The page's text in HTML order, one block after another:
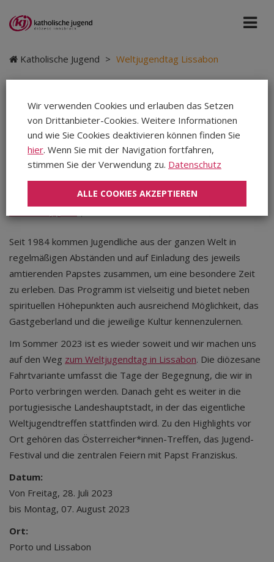
Katholische Jugend > Weltjugendtag Lissabon
Weltjugendtag
Lissabon
Seit 1984 kommen Jugendliche aus der ganzen Welt in
regelmäßigen Abständen und auf Einladung des jeweils
amtierenden Papstes zusammen, um eine besondere Zeit
zu erleben. Das Programm ist vielseitig und bietet neben
spirituellen Höhepunkten auch ausreichend Möglichkeit, das
Gastgeberland und die jeweilige Kultur kennenzulernen.
Im Sommer 2023 ist es wieder soweit und wir machen uns
auf den Weg zum Weltjugendtag in Lissabon. Die diözesane
Fahrtvariante umfasst die Tage der Begegnung, die wir in
Porto verbringen werden. Danach geht es weiter in die
portugiesische Landeshauptstadt, in der das eigentliche
Weltjugendtreffen stattfinden wird. Zu den Highlights vor
Ort gehören das Österreicher*innen-Treffen, das Jugend-
Festival und die zentralen Feiern mit Papst Franziskus.
Datum:
Von Freitag, 28. Juli 2023
bis Montag, 07. August 2023
Ort:
Porto und Lissabon
Wir verwenden Cookies und erlauben das Setzen
von Drittanbieter-Cookies. Weitere Informationen
und wie Sie Cookies deaktivieren können finden Sie
hier. Wenn Sie mit der Navigation fortfahren,
stimmen Sie der Verwendung zu. Datenschutz
ALLE COOKIES AKZEPTIEREN